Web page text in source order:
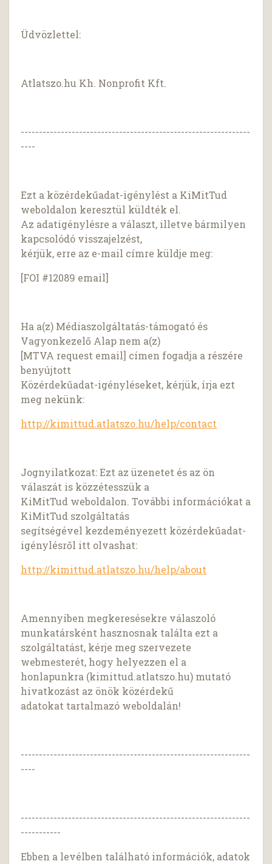
Üdvözlettel:
Atlatszo.hu Kh. Nonprofit Kft.
---------------------------------------------------------------
----
Ezt a közérdekűadat-igénylést a KiMitTud
weboldalon keresztül küldték el.
Az adatigénylésre a választ, illetve bármilyen
kapcsolódó visszajelzést,
kérjük, erre az e-mail címre küldje meg:
[FOI #12089 email]
Ha a(z) Médiaszolgáltatás-támogató és
Vagyonkezelő Alap nem a(z)
[MTVA request email] címen fogadja a részére
benyújtott
Közérdekűadat-igényléseket, kérjük, írja ezt
meg nekünk:
http://kimittud.atlatszo.hu/help/contact
Jognyilatkozat: Ezt az üzenetet és az ön
válaszát is közzétesszük a
KiMitTud weboldalon. További információkat a
KiMitTud szolgáltatás
segítségével kezdeményezett közérdekűadat-
igénylésről itt olvashat:
http://kimittud.atlatszo.hu/help/about
Amennyiben megkeresésekre válaszoló
munkatársként hasznosnak találta ezt a
szolgáltatást, kérje meg szervezete
webmesterét, hogy helyezzen el a
honlapunkra (kimittud.atlatszo.hu) mutató
hivatkozást az önök közérdekű
adatokat tartalmazó weboldalán!
---------------------------------------------------------------
----
---------------------------------------------------------------
-----------
Ebben a levélben található információk, adatok